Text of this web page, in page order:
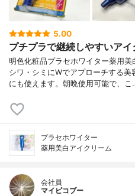
5.00
プチプラで継続しやすいアイ
明色化粧品プラセホワイター薬用美
シワ・シミにWでアプローチする
にも使えます。朝晩使用可能で、こ
プラセホワイター
薬用美白アイクリーム
会社員
マイピコブー